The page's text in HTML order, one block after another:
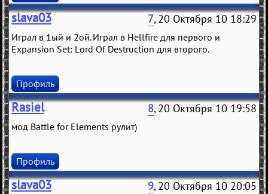
slava03 7, 20 Октября 10 18:29
Играл в 1ый и 2ой. Играл в Hellfire для первого и
Expansion Set: Lord Of Destruction для второго.
Профиль
Rasiel 8, 20 Октября 10 19:58
мод Battle for Elements рулит)
Профиль
slava03 9, 20 Октября 10 20:05